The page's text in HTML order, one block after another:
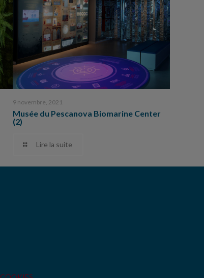
9 novembre, 2021
Musée du Pescanova Biomarine Center
(2)
Lire la suite